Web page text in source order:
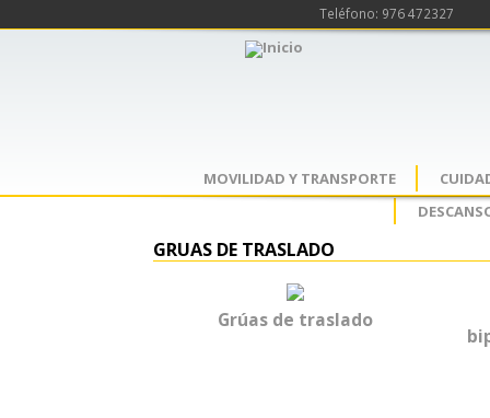
Teléfono: 976 472327
MOVILIDAD Y TRANSPORTE
GRUAS DE TRASLADO
Grúas de traslado